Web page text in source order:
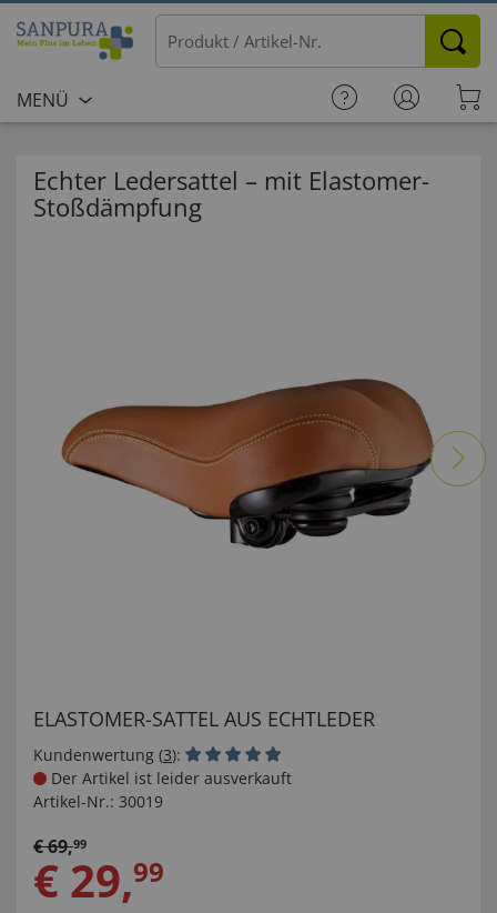
MENÜ
Echter Ledersattel – mit Elastomer-
Stoßdämpfung
ELASTOMER-SATTEL AUS ECHTLEDER
Kundenwertung (3):
Der Artikel ist leider ausverkauft
Artikel-Nr.: 30019
€69,99
€ 29,99